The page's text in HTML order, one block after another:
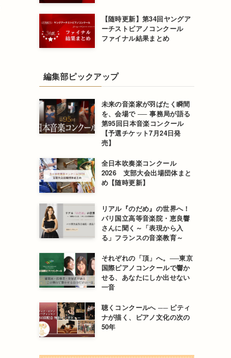
【随時更新】第34回ヤングア
ーチストピアノコンクール
ファイナル結果まとめ
編集部ピックアップ
未来の音楽家が羽ばたく瞬間
を、会場で ── 事務局が語る
第95回日本音楽コンクール
【予選チケット7月24日発
売】
全日本吹奏楽コンクール
2026 支部大会出場団体まと
め【随時更新】
リアル『のだめ』の世界へ！
パリ国立高等音楽院・恵良響
さんに聞く～「表現から入
る」フランスの音楽教育～
それぞれの「頂」へ。──東京
国際ピアノコンクールで響か
せる、あなたにしか出せない
一音
聴くコンクールへ ── ピティ
ナが描く、ピアノ文化の次の
50年